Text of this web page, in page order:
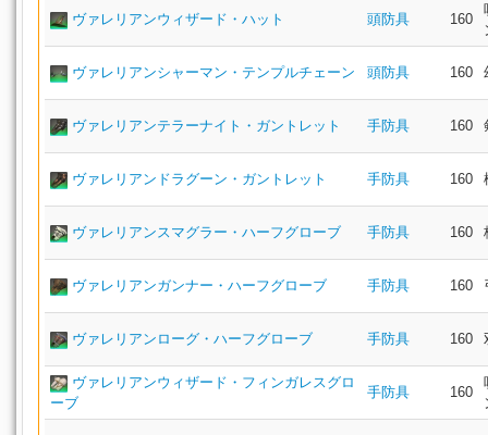
ヴァレリアンウィザード・ハット 頭防具 160
ヴァレリアンシャーマン・テンプルチェーン 頭防具 160
ヴァレリアンテラーナイト・ガントレット 手防具 160
ヴァレリアンドラグーン・ガントレット 手防具 160
ヴァレリアンスマグラー・ハーフグローブ 手防具 160
ヴァレリアンガンナー・ハーフグローブ 手防具 160
ヴァレリアンローグ・ハーフグローブ 手防具 160
ヴァレリアンウィザード・フィンガレスグロ
ーブ
手防具 160